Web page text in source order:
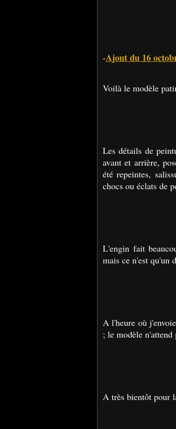
-Ajout du 16
Voilà le modèle
Les détails de
avant et arrière,
été repeintes,
chocs ou éclats de
L'engin fait
mais ce n'est qu'un
A l'heure où
; le modèle n'attend
A très bientôt pour